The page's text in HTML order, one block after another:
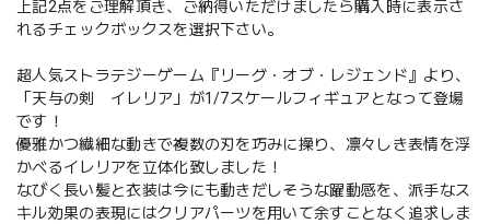
上記2点をご理解頂き、ご納得いただけましたら購入時に表示さ
れるチェックボックスを選択下さい。
超人気ストラテジーゲーム『リーグ・オブ・レジェンド』より、
「天与の剣 イレリア」が1/7スケールフィギュアとなって登場
です！
優雅かつ繊細な動きで複数の刃を巧みに操り、凛々しき表情を浮
かべるイレリアを立体化致しました！
なびく長い髪と衣装は今にも動きだしそうな躍動感を、派手なス
キル効果の表現にはクリアパーツを用いて余すことなく追求しま